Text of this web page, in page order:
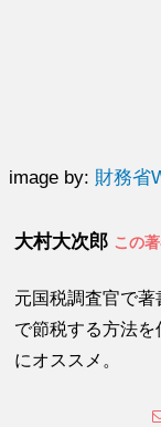
image by: 財務省
大村大次郎 この
元国税調査官で
で節税する方法
にオススメ。